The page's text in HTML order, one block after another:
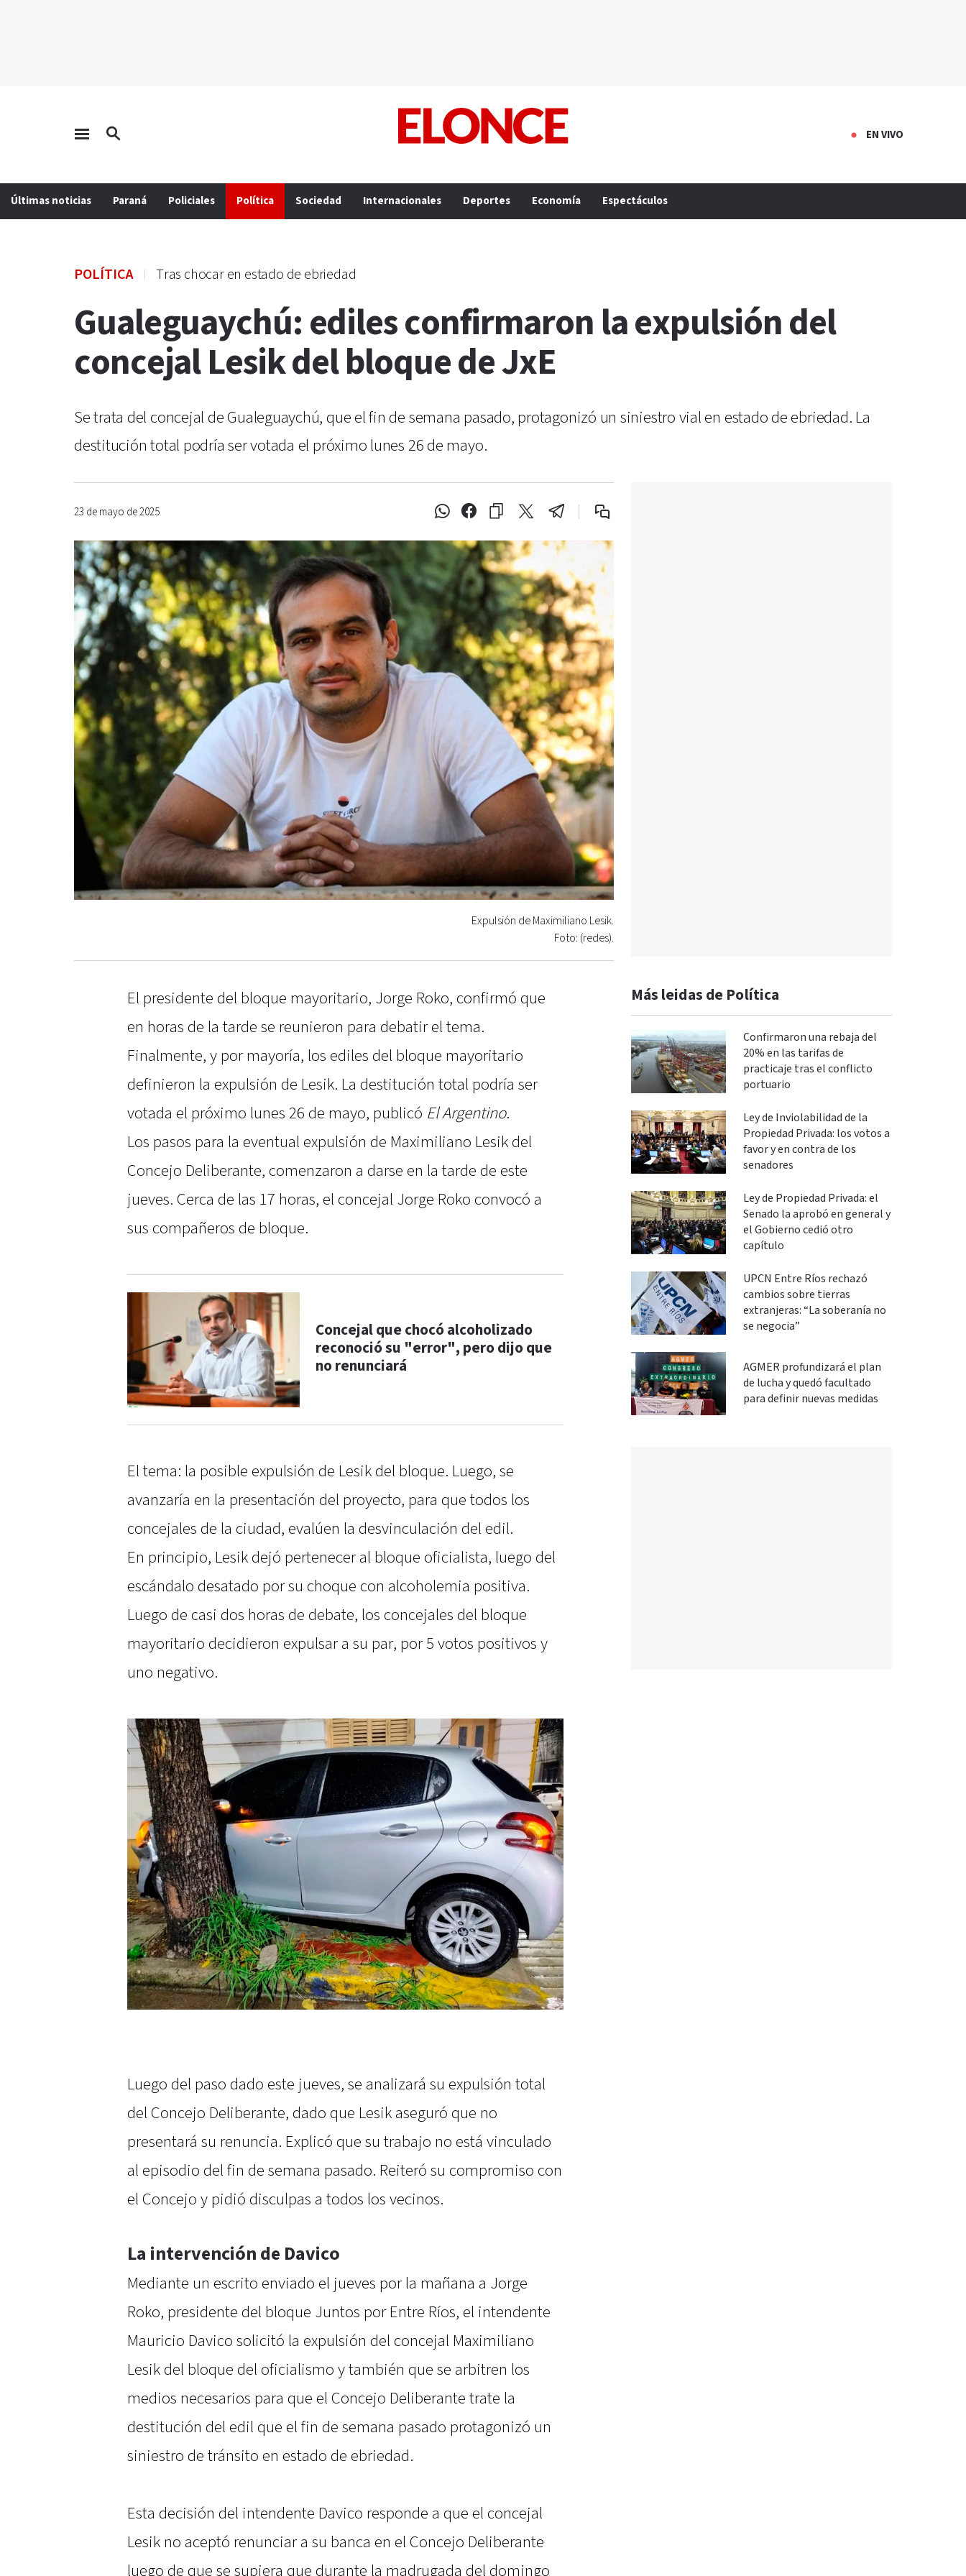
EN VIVO
Últimas noticias Paraná Policiales Política Sociedad Internacionales Deportes Economía Espectáculos
POLÍTICA Tras chocar en estado de ebriedad
Gualeguaychú: ediles confirmaron la expulsión del
concejal Lesik del bloque de JxE
Se trata del concejal de Gualeguaychú, que el fin de semana pasado, protagonizó un siniestro vial en estado de ebriedad. La
destitución total podría ser votada el próximo lunes 26 de mayo.
23 de mayo de 2025
Expulsión de Maximiliano Lesik.
Foto: (redes).
El presidente del bloque mayoritario, Jorge Roko, confirmó que
en horas de la tarde se reunieron para debatir el tema.
Finalmente, y por mayoría, los ediles del bloque mayoritario
definieron la expulsión de Lesik. La destitución total podría ser
votada el próximo lunes 26 de mayo, publicó El Argentino.
Los pasos para la eventual expulsión de Maximiliano Lesik del
Concejo Deliberante, comenzaron a darse en la tarde de este
jueves. Cerca de las 17 horas, el concejal Jorge Roko convocó a
sus compañeros de bloque.
Concejal que chocó alcoholizado
reconoció su "error", pero dijo que
no renunciará
El tema: la posible expulsión de Lesik del bloque. Luego, se
avanzaría en la presentación del proyecto, para que todos los
concejales de la ciudad, evalúen la desvinculación del edil.
En principio, Lesik dejó pertenecer al bloque oficialista, luego del
escándalo desatado por su choque con alcoholemia positiva.
Luego de casi dos horas de debate, los concejales del bloque
mayoritario decidieron expulsar a su par, por 5 votos positivos y
uno negativo.
Luego del paso dado este jueves, se analizará su expulsión total
del Concejo Deliberante, dado que Lesik aseguró que no
presentará su renuncia. Explicó que su trabajo no está vinculado
al episodio del fin de semana pasado. Reiteró su compromiso con
el Concejo y pidió disculpas a todos los vecinos.
La intervención de Davico
Mediante un escrito enviado el jueves por la mañana a Jorge
Roko, presidente del bloque Juntos por Entre Ríos, el intendente
Mauricio Davico solicitó la expulsión del concejal Maximiliano
Lesik del bloque del oficialismo y también que se arbitren los
medios necesarios para que el Concejo Deliberante trate la
destitución del edil que el fin de semana pasado protagonizó un
siniestro de tránsito en estado de ebriedad.
Esta decisión del intendente Davico responde a que el concejal
Lesik no aceptó renunciar a su banca en el Concejo Deliberante
luego de que se supiera que durante la madrugada del domingo
Más leidas de Política
Confirmaron una rebaja del
20% en las tarifas de
practicaje tras el conflicto
portuario
Ley de Inviolabilidad de la
Propiedad Privada: los votos a
favor y en contra de los
senadores
Ley de Propiedad Privada: el
Senado la aprobó en general y
el Gobierno cedió otro
capítulo
UPCN Entre Ríos rechazó
cambios sobre tierras
extranjeras: “La soberanía no
se negocia”
AGMER profundizará el plan
de lucha y quedó facultado
para definir nuevas medidas